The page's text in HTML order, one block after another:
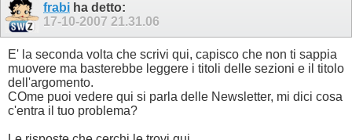
frabi ha detto:
17-10-2007 21.31.06
E' la seconda volta che scrivi qui, capisco che non ti sappia
muovere ma basterebbe leggere i titoli delle sezioni e il titolo
dell'argomento.
COme puoi vedere qui si parla delle Newsletter, mi dici cosa
c'entra il tuo problema?